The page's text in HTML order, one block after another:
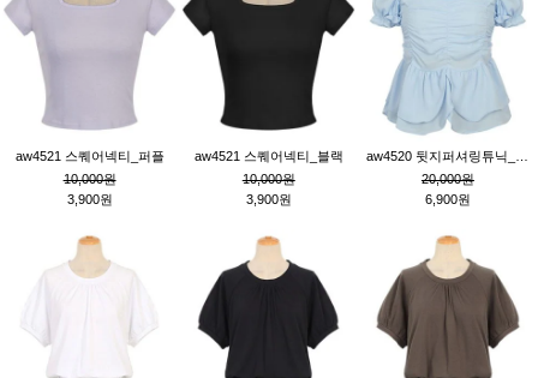
aw4521 스퀘어넥티_퍼플
10,000원
3,900원
aw4521 스퀘어넥티_블랙
10,000원
3,900원
20,000원
6,900원